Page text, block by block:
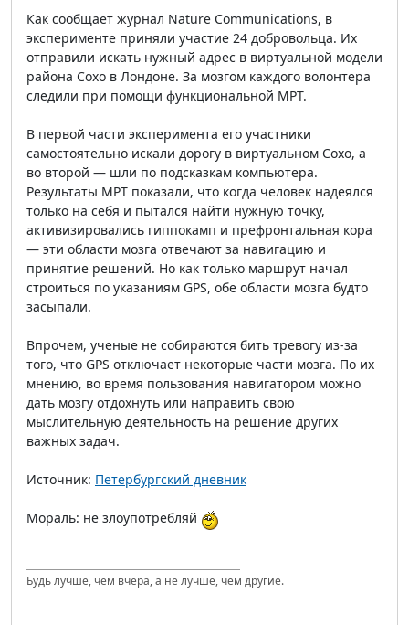
Как сообщает журнал Nature Communications, в
эксперименте приняли участие 24 добровольца. Их
отправили искать нужный адрес в виртуальной модели
района Сохо в Лондоне. За мозгом каждого волонтера
следили при помощи функциональной МРТ.
В первой части эксперимента его участники
самостоятельно искали дорогу в виртуальном Сохо, а
во второй — шли по подсказкам компьютера.
Результаты МРТ показали, что когда человек надеялся
только на себя и пытался найти нужную точку,
активизировались гиппокамп и префронтальная кора
— эти области мозга отвечают за навигацию и
принятие решений. Но как только маршрут начал
строиться по указаниям GPS, обе области мозга будто
засыпали.
Впрочем, ученые не собираются бить тревогу из-за
того, что GPS отключает некоторые части мозга. По их
мнению, во время пользования навигатором можно
дать мозгу отдохнуть или направить свою
мыслительную деятельность на решение других
важных задач.
Источник: Петербургский дневник
Мораль: не злоупотребляй
Будь лучше, чем вчера, а не лучше, чем другие.